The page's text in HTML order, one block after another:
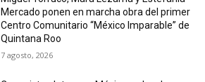
Mercado ponen en marcha obra del primer
Centro Comunitario “México Imparable” de
Quintana Roo
7 agosto, 2026